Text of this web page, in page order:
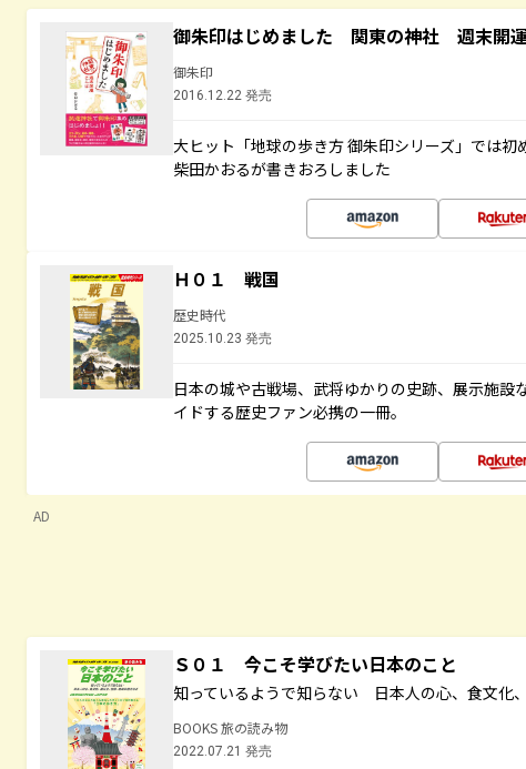
御朱印はじめました 関東の神社 週末開
御朱印
2016.12.22 発売
大ヒット「地球の歩き方 御朱印シリーズ」では
柴田かおるが書きおろしました
Ｈ０１ 戦国
歴史時代
2025.10.23 発売
日本の城や古戦場、武将ゆかりの史跡、展示施
イドする歴史ファン必携の一冊。
AD
Ｓ０１ 今こそ学びたい日本のこと
知っているようで知らない 日本人の心、食文化
BOOKS 旅の読み物
2022.07.21 発売